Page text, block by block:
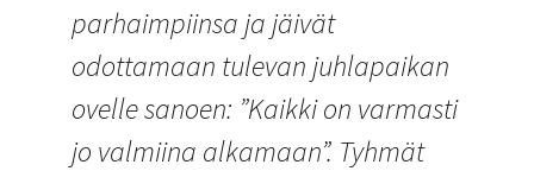
parhaimpiinsa ja jäivät
odottamaan tulevan juhlapaikan
ovelle sanoen: ”Kaikki on varmasti
jo valmiina alkamaan”. Tyhmät